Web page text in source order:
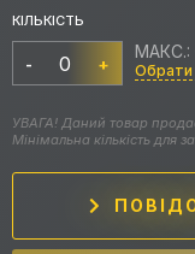
КІЛЬКІСТЬ
- +
МАКС.:
Обрати
УВАГА! Даний товар
Мінімальна кількість для